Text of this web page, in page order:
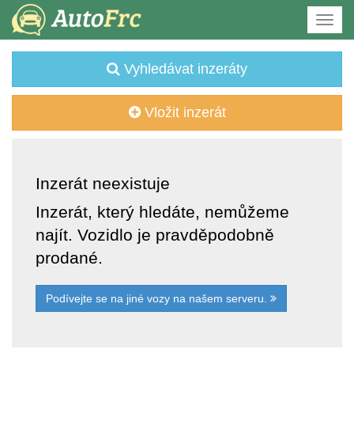
Vyhledávat inzeráty
Vložit inzerát
Inzerát neexistuje
Inzerát, který hledáte, nemůžeme
najít. Vozidlo je pravděpodobně
prodané.
Podívejte se na jiné vozy na našem serveru.